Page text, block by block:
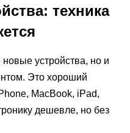
техника
устройства, но и
Это хороший
MacBook, iPad,
дешевле, но без